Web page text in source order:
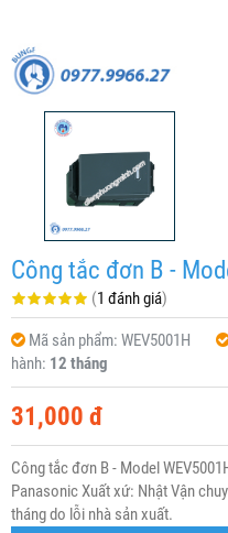
Công tắc đơn B -
(1 đánh giá)
Mã sản phẩm: WEV5001H
hành: 12 tháng
31,000 đ
Công tắc đơn B - Model
Panasonic Xuất xứ: Nhật Vận
tháng do lỗi nhà sản xuất.